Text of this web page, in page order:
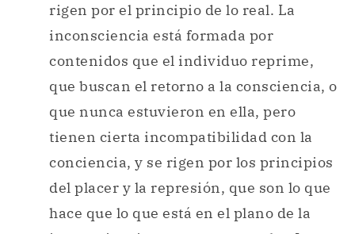
rigen por el principio de lo real. La
inconsciencia está formada por
contenidos que el individuo reprime,
que buscan el retorno a la consciencia, o
que nunca estuvieron en ella, pero
tienen cierta incompatibilidad con la
conciencia, y se rigen por los principios
del placer y la represión, que son lo que
hace que lo que está en el plano de la